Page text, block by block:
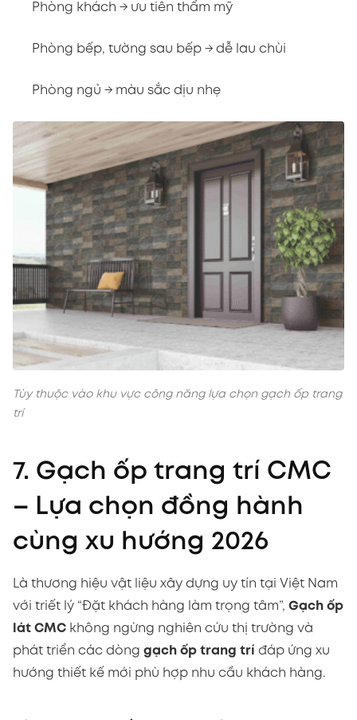
Phòng khách → ưu tiên thẩm mỹ
Phòng bếp, tường sau bếp → dễ lau chùi
Phòng ngủ → màu sắc dịu nhẹ
Tùy thuộc vào khu vực công năng lựa chọn gạch ốp trang
trí
7. Gạch ốp trang trí CMC
– Lựa chọn đồng hành
cùng xu hướng 2026
Là thương hiệu vật liệu xây dựng uy tín tại Việt Nam
với triết lý “Đặt khách hàng làm trọng tâm”, Gạch ốp
lát CMC không ngừng nghiên cứu thị trường và
phát triển các dòng gạch ốp trang trí đáp ứng xu
hướng thiết kế mới phù hợp nhu cầu khách hàng.